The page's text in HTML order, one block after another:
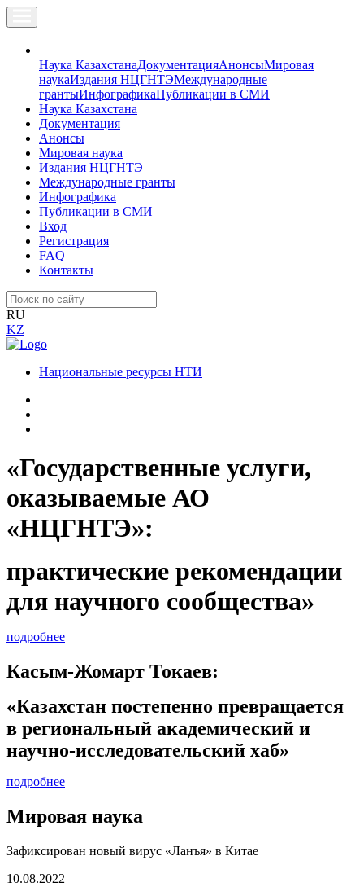
Наука КазахстанаДокументацияАнонсыМировая
наукаИздания НЦГНТЭМеждународные
грантыИнфографикаПубликации в СМИ
Наука Казахстана
Документация
Анонсы
Мировая наука
Издания НЦГНТЭ
Международные гранты
Инфографика
Публикации в СМИ
Вход
Регистрация
FAQ
Контакты
RU
KZ
Национальные ресурсы НТИ
«Государственные услуги,
оказываемые АО
«НЦГНТЭ»:
практические рекомендации
для научного сообщества»
подробнее
Касым-Жомарт Токаев:
«Казахстан постепенно превращается
в региональный академический и
научно-исследовательский хаб»
подробнее
Мировая наука
Зафиксирован новый вирус «Ланъя» в Китае
10.08.2022